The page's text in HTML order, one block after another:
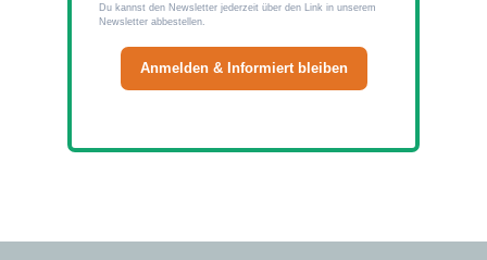
Du kannst den Newsletter jederzeit über den Link in unserem
Newsletter abbestellen.
Anmelden & Informiert bleiben